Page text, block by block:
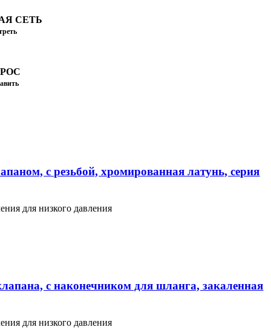
СЕТЬ
с резьбой, хромированная латунь, серия
для низкого давления
с наконечником для шланга, закаленная
для низкого давления